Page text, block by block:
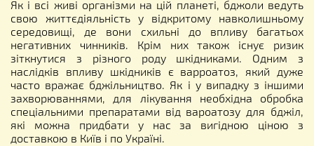
Як і всі живі організми на цій планеті, бджоли ведуть
свою життєдіяльність у відкритому навколишньому
середовищі, де вони схильні до впливу багатьох
негативних чинників. Крім них також існує ризик
зіткнутися з різного роду шкідниками. Одним з
наслідків впливу шкідників є варроатоз, який дуже
часто вражає бджільництво. Як і у випадку з іншими
захворюваннями, для лікування необхідна обробка
спеціальними препаратами від вароатозу для бджіл,
які можна придбати у нас за вигідною ціною з
доставкою в Київ і по Україні.